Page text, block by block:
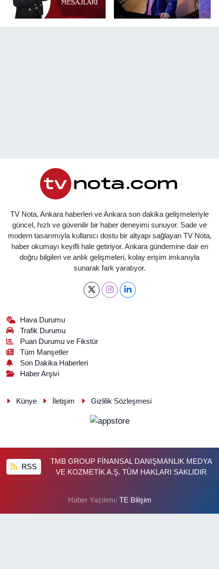
TV Nota, Ankara haberleri ve Ankara son dakika gelişmeleriyle
güncel, hızlı ve güvenilir bir haber deneyimi sunuyor. Sade ve
modern tasarımıyla kullanıcı dostu bir altyapı sağlayan TV Nota,
haber okumayı keyifli hale getiriyor. Ankara gündemine dair en
doğru bilgileri ve anlık gelişmeleri, kolay erişim imkanıyla
sunarak fark yaratıyor.
Hava Durumu
Trafik Durumu
Puan Durumu ve Fikstür
Tüm Manşetler
Son Dakika Haberleri
Haber Arşivi
Künye İletişim Gizlilik Sözleşmesi
RSS
TMB GROUP FİNANSAL DANIŞMANLIK MEDYA
VE KOZMETİK A.Ş. TÜM HAKLARI SAKLIDIR
Haber Yazılımı: TE Bilişim